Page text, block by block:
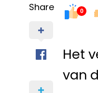
Share 0
Het
van